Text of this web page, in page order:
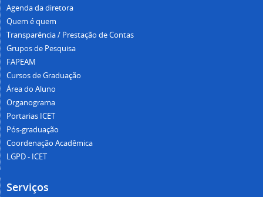
Agenda da diretora
Quem é quem
Transparência / Prestação de Contas
Grupos de Pesquisa
FAPEAM
Cursos de Graduação
Área do Aluno
Organograma
Portarias ICET
Pós-graduação
Coordenação Acadêmica
LGPD - ICET
Serviços